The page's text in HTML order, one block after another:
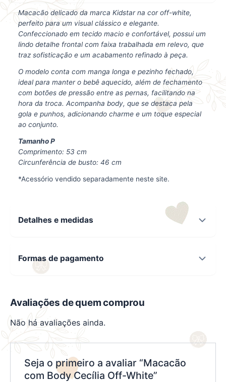
Macacão delicado da marca Kidstar na cor off-white,
perfeito para um visual clássico e elegante.
Confeccionado em tecido macio e confortável, possui um
lindo detalhe frontal com faixa trabalhada em relevo, que
traz sofisticação e um acabamento refinado à peça.
O modelo conta com manga longa e pezinho fechado,
ideal para manter o bebê aquecido, além de fechamento
com botões de pressão entre as pernas, facilitando na
hora da troca. Acompanha body, que se destaca pela
gola e punhos, adicionando charme e um toque especial
ao conjunto.
Tamanho P
Comprimento: 53 cm
Circunferência de busto: 46 cm
*Acessório vendido separadamente neste site.
Detalhes e medidas
Formas de pagamento
Avaliações de quem comprou
Não há avaliações ainda.
Seja o primeiro a avaliar “Macacão
com Body Cecília Off-White”